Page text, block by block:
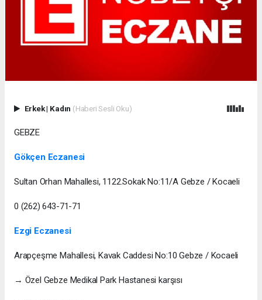
Erkek| Kadın (Haberi Sesli Oku)
GEBZE
Gökçen Eczanesi
Sultan Orhan Mahallesi, 1122.Sokak No:11/A Gebze / Kocaeli
0 (262) 643-71-71
Ezgi Eczanesi
Arapçeşme Mahallesi, Kavak Caddesi No:10 Gebze / Kocaeli
→ Özel Gebze Medikal Park Hastanesi karşısı